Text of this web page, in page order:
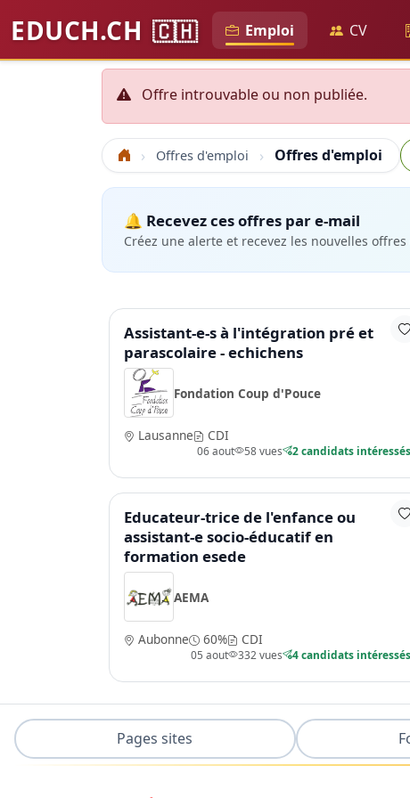
EDUCH.CH 🇨🇭 Emploi CV
Offre introuvable ou non publiée.
Accueil Offres d'emploi Offres d'emploi
🔔 Recevez ces offres par e-mail
Créez une alerte et recevez les nouvelles
Assistant-e-s à l'intégration pré et
parascolaire - echichens
Fondation Coup d'Pouce
Lausanne CDI
06 aout 58 vues 2 candidats intéressés
Educateur-trice de l'enfance ou
assistant-e socio-éducatif en
formation esede
AEMA
Aubonne 60% CDI
05 aout 332 vues 4 candidats intéressés
Pages sites